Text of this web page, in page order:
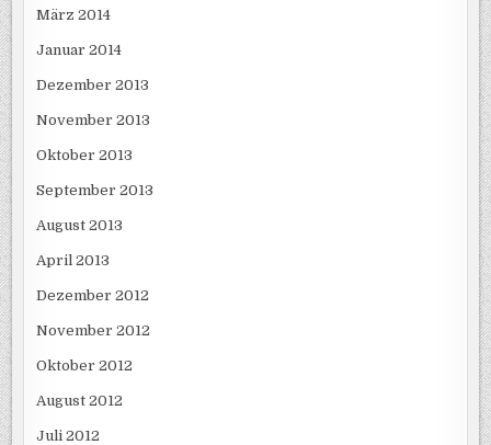
März 2014
Januar 2014
Dezember 2013
November 2013
Oktober 2013
September 2013
August 2013
April 2013
Dezember 2012
November 2012
Oktober 2012
August 2012
Juli 2012